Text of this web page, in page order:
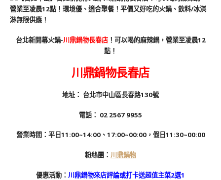
台北新開幕火鍋-川鼎鍋物長春店！可以喝的麻辣鍋，營業至凌晨12
點！
川鼎鍋物長春店
地址： 台北市中山區長春路130號
電話： 02 2567 9955
營業時間：平日11:00~14:00、17:00~00:00，假日11:30~00:00
粉絲團： 川鼎鍋物
優惠活動： 川鼎鍋物來店評論或打卡送超值主菜2選1